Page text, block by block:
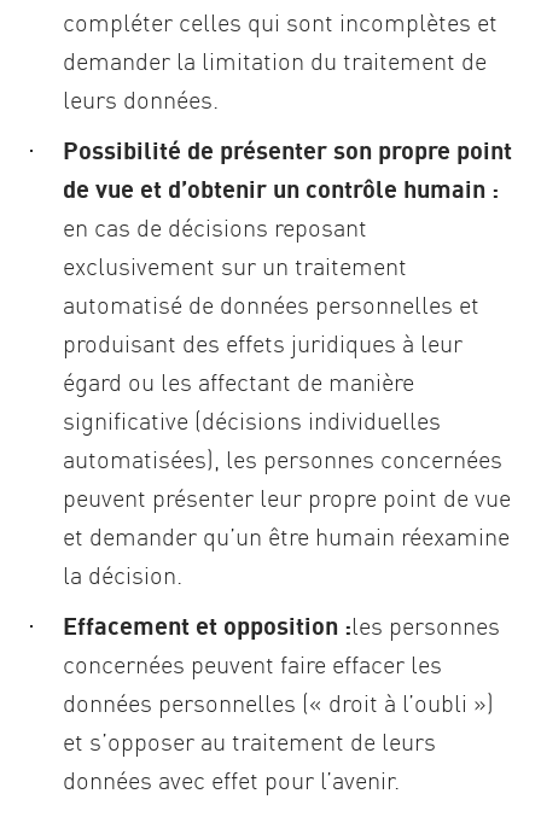
compléter celles qui sont incomplètes et
demander la limitation du traitement de
leurs données.
Possibilité de présenter son propre point
de vue et d’obtenir un contrôle humain :
en cas de décisions reposant
exclusivement sur un traitement
automatisé de données personnelles et
produisant des effets juridiques à leur
égard ou les affectant de manière
significative (décisions individuelles
automatisées), les personnes concernées
peuvent présenter leur propre point de vue
et demander qu’un être humain réexamine
la décision.
Effacement et opposition :les personnes
concernées peuvent faire effacer les
données personnelles (« droit à l’oubli »)
et s’opposer au traitement de leurs
données avec effet pour l’avenir.